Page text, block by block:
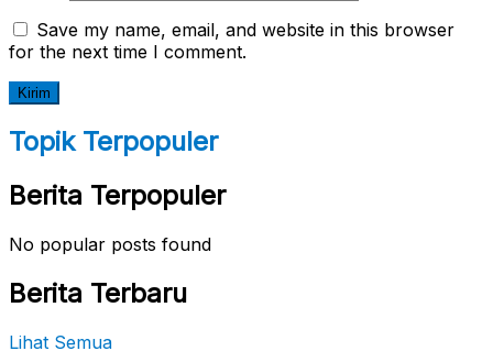
Save my name, email, and website in this browser
for the next time I comment.
Topik Terpopuler
Berita Terpopuler
No popular posts found
Berita Terbaru
Lihat Semua